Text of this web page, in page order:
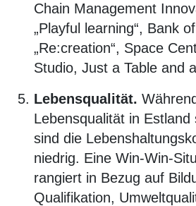
Chain Management
„Playful learning“, Bank
„Re:creation“, Space
Studio, Just a Table and
Lebensqualität.
Lebensqualität in Estland
sind die
niedrig. Eine Win-Win-
rangiert in Bezug auf
Qualifikation,